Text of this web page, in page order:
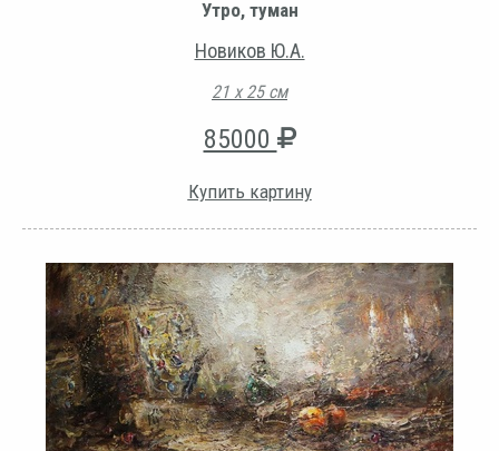
Утро, туман
Новиков Ю.А.
21 х 25 см
85000
Купить картину